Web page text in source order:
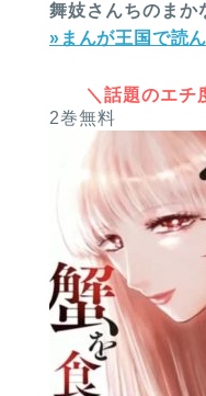
舞妓さんちのまか
»まんが王国で読
＼話題のエチ
2巻無料